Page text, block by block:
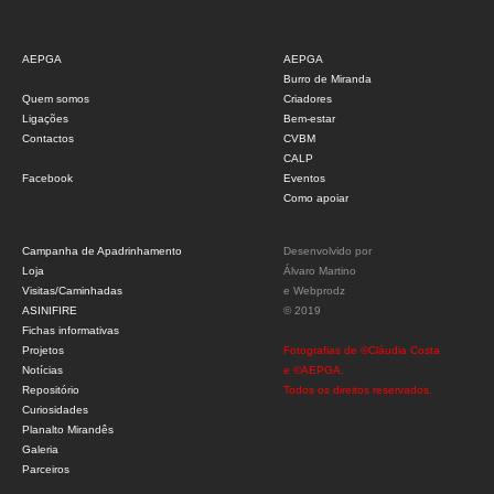
AEPGA
Quem somos
Ligações
Contactos
Facebook
AEPGA
Burro de Miranda
Criadores
Bem-estar
CVBM
CALP
Eventos
Como apoiar
Campanha de Apadrinhamento
Loja
Visitas/Caminhadas
ASINIFIRE
Fichas informativas
Projetos
Notícias
Repositório
Curiosidades
Planalto Mirandês
Galeria
Parceiros
Desenvolvido por
Álvaro Martino
e Webprodz
© 2019
Fotografias de ©Cláudia Costa
e ©AEPGA.
Todos os direitos reservados.